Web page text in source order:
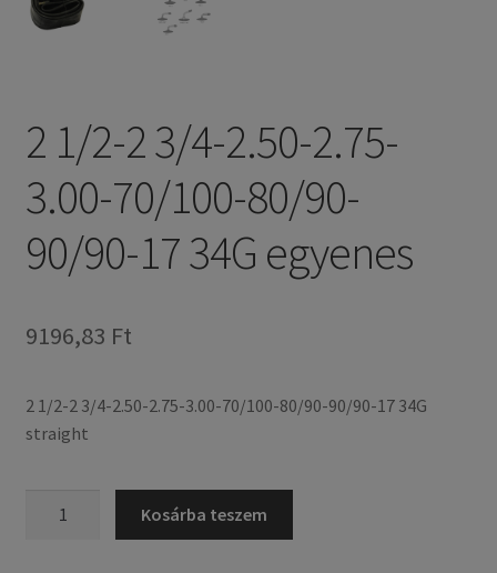
2 1/2-2 3/4-2.50-2.75-
3.00-70/100-80/90-
90/90-17 34G egyenes
9196,83 Ft
2 1/2-2 3/4-2.50-2.75-3.00-70/100-80/90-90/90-17 34G
straight
Kosárba teszem